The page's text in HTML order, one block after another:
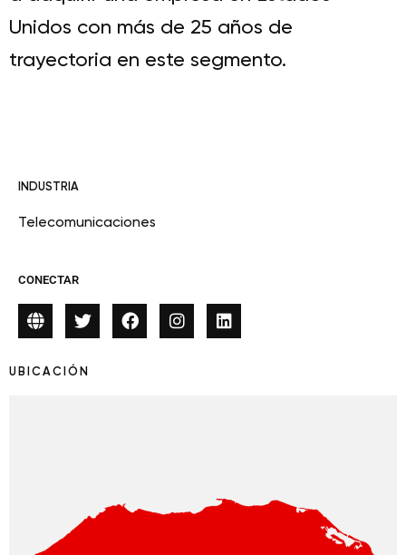
Unidos con más de 25 años de
trayectoria en este segmento.
INDUSTRIA
Telecomunicaciones
CONECTAR
UBICACIÓN